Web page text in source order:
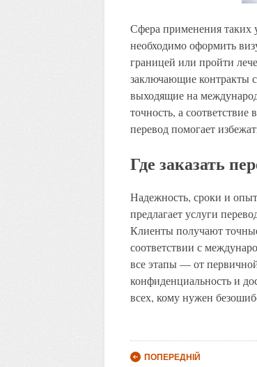
Сфера применения таких
необходимо оформить
границей или пройти
заключающие контракты
выходящие на
точность, а
перевод помогает
Где заказать
Надежность, сроки и
предлагает услуги
Клиенты получают
соответствии с
все этапы — от
конфиденциальность и
всех, кому нужен
Post
ПОПЕРЕДНІЙ